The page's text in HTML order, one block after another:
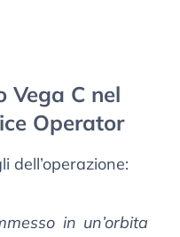
Vega C nel
Operator
dell’operazione:
in un’orbita